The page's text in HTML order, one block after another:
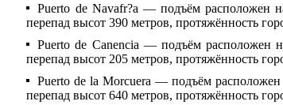
Puerto de Navafr?a — подъём расположен
перепад высот 390 метров, протяжённость
Puerto de Canencia — подъём расположен
перепад высот 205 метров, протяжённость
Puerto de la Morcuera — подъём
перепад высот 640 метров, протяжённость